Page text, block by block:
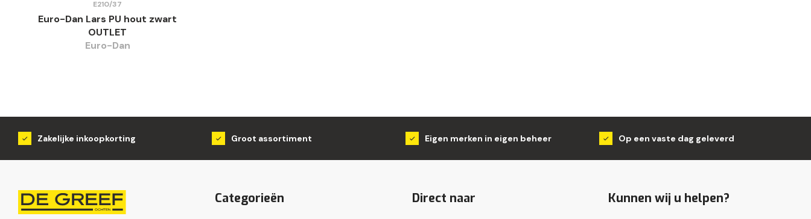
E210/37
Euro-Dan Lars PU hout zwart
OUTLET
Euro-Dan
Zakelijke inkoopkorting Groot assortiment Eigen merken in eigen beheer Op een vaste dag geleverd
Categorieën Direct naar Kunnen wij u helpen?